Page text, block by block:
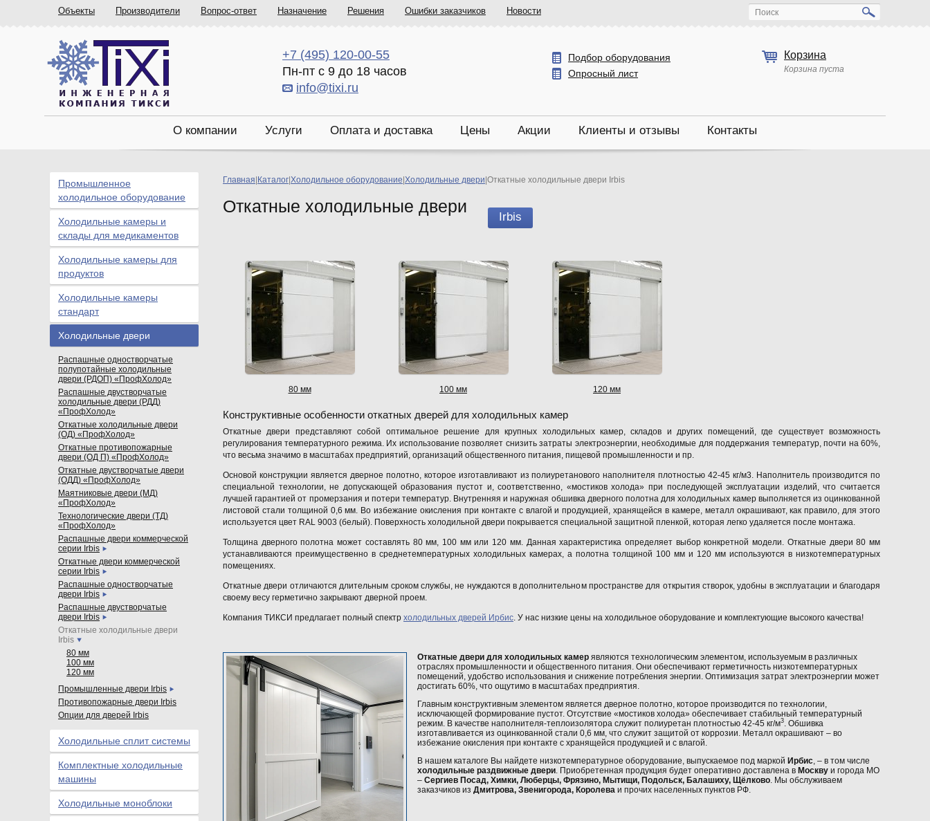
Объекты Производители Вопрос-ответ Назначение Решения Ошибки заказчиков Новости Поиск
+7 (495) 120-00-55
Пн-пт с 9 до 18 часов
info@tixi.ru
Подбор оборудования
Опросный лист
Корзина
Корзина пуста
О компании Услуги Оплата и доставка Цены Акции Клиенты и отзывы Контакты
Главная Каталог Холодильное оборудование Холодильные двери Откатные холодильные двери Irbis
Откатные холодильные двери
Irbis
80 мм 100 мм 120 мм
Конструктивные особенности откатных дверей для холодильных камер
Откатные двери представляют собой оптимальное решение для крупных холодильных камер, складов и других помещений, где существует возможность
регулирования температурного режима. Их использование позволяет снизить затраты электроэнергии, необходимые для поддержания температур, почти на 60%,
что весьма значимо в масштабах предприятий, организаций общественного питания, пищевой промышленности и пр.
Основой конструкции является дверное полотно, которое изготавливают из полиуретанового наполнителя плотностью 42-45 кг/м3. Наполнитель производится по
специальной технологии, не допускающей образования пустот и, соответственно, «мостиков холода» при последующей эксплуатации изделий, что считается
лучшей гарантией от промерзания и потери температур. Внутренняя и наружная обшивка дверного полотна для холодильных камер выполняется из оцинкованной
листовой стали толщиной 0,6 мм. Во избежание окисления при контакте с влагой и продукцией, хранящейся в камере, металл окрашивают, как правило, для этого
используется цвет RAL 9003 (белый). Поверхность холодильной двери покрывается специальной защитной пленкой, которая легко удаляется после монтажа.
Толщина дверного полотна может составлять 80 мм, 100 мм или 120 мм. Данная характеристика определяет выбор конкретной модели. Откатные двери 80 мм
устанавливаются преимущественно в среднетемпературных холодильных камерах, а полотна толщиной 100 мм и 120 мм используются в низкотемпературных
помещениях.
Откатные двери отличаются длительным сроком службы, не нуждаются в дополнительном пространстве для открытия створок, удобны в эксплуатации и благодаря
своему весу герметично закрывают дверной проем.
Компания ТИКСИ предлагает полный спектр холодильных дверей Ирбис . У нас низкие цены на холодильное оборудование и комплектующие высокого качества!
Откатные двери для холодильных камер являются технологическим элементом, используемым в различных
отраслях промышленности и общественного питания. Они обеспечивают герметичность низкотемпературных
помещений, удобство использования и снижение потребления энергии. Оптимизация затрат электроэнергии может
достигать 60%, что ощутимо в масштабах предприятия.
Главным конструктивным элементом является дверное полотно, которое производится по технологии,
исключающей формирование пустот. Отсутствие «мостиков холода» обеспечивает стабильный температурный
режим. В качестве наполнителя-теплоизолятора служит полиуретан плотностью 42-45 кг/м3 . Обшивка
изготавливается из оцинкованной стали 0,6 мм, что служит защитой от коррозии. Металл окрашивают – во
избежание окисления при контакте с хранящейся продукцией и с влагой.
В нашем каталоге Вы найдете низкотемпературное оборудование, выпускаемое под маркой Ирбис , – в том числе
холодильные раздвижные двери . Приобретенная продукция будет оперативно доставлена в Москву и города МО
– Сергиев Посад, Химки, Люберцы, Фрязино, Мытищи, Подольск, Балашиху, Щёлково . Мы обслуживаем
заказчиков из Дмитрова, Звенигорода, Королева и прочих населенных пунктов РФ.
Промышленное
холодильное оборудование
Холодильные камеры и
склады для медикаментов
Холодильные камеры для
продуктов
Холодильные камеры
стандарт
Холодильные двери
Распашные одностворчатые
полупотайные холодильные
двери (РДОП) «ПрофХолод»
Распашные двустворчатые
холодильные двери (РДД)
«ПрофХолод»
Откатные холодильные двери
(ОД) «ПрофХолод»
Откатные противопожарные
двери (ОД П) «ПрофХолод»
Откатные двустворчатые двери
(ОДД) «ПрофХолод»
Маятниковые двери (МД)
«ПрофХолод»
Технологические двери (ТД)
«ПрофХолод»
Распашные двери коммерческой
серии Irbis
Откатные двери коммерческой
серии Irbis
Распашные одностворчатые
двери Irbis
Распашные двустворчатые
двери Irbis
Откатные холодильные двери
Irbis
80 мм
100 мм
120 мм
Промышленные двери Irbis
Противопожарные двери Irbis
Опции для дверей Irbis
Холодильные сплит системы
Комплектные холодильные
машины
Холодильные моноблоки